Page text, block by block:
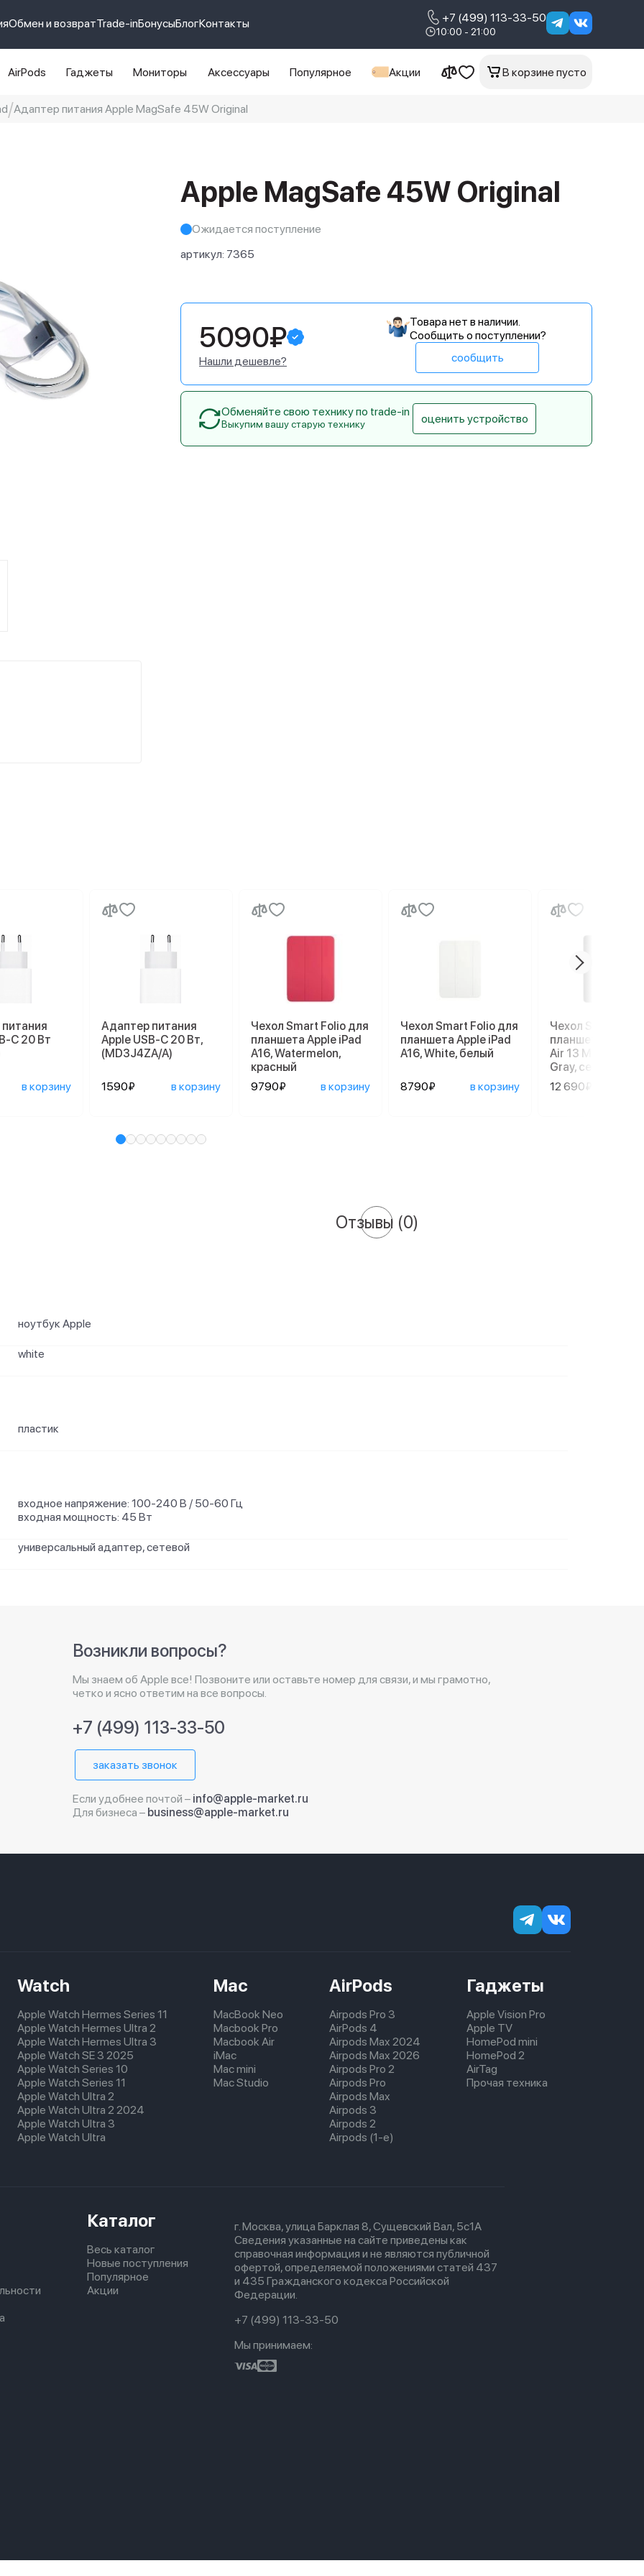
Обмен и возвратTrade-inБонусыБлогКонтакты +7 (499) 113-33-50
10:00 - 21:00
AirPods Гаджеты Мониторы Аксессуары Популярное Акции В корзине пусто
Адаптер питания Apple MagSafe 45W Original
Apple MagSafe 45W Original
Ожидается поступление
артикул: 7365
5090₽
Нашли дешевле?
Товара нет в наличии.
Сообщить о поступлении?
сообщить
Обменяйте свою технику по trade-in
Выкупим вашу старую технику оценить устройство
C 20 Вт
в корзину
Адаптер питания
Apple USB-C 20 Вт,
(MD3J4ZA/A)
1590₽ в корзину
Чехол Smart Folio для
планшета Apple iPad
A16, Watermelon,
красный
9790₽
в корзину
Чехол Smart Folio для
планшета Apple iPad
A16, White, белый
8790₽ в корзину
Чехол Smart
планшета Apple
Air 13 M2,
Gray, серый
12 690₽
Отзывы (0)
ноутбук Apple
white
пластик
входное напряжение: 100-240 В / 50-60 Гц
входная мощность: 45 Вт
универсальный адаптер, сетевой
Возникли вопросы?
Мы знаем об Apple все! Позвоните или оставьте номер для связи, и мы грамотно,
четко и ясно ответим на все вопросы.
+7 (499) 113-33-50
заказать звонок
Если удобнее почтой – info@apple-market.ru
Для бизнеса – business@apple-market.ru
Watch
Apple Watch Hermes Series 11
Apple Watch Hermes Ultra 2
Apple Watch Hermes Ultra 3
Apple Watch SE 3 2025
Apple Watch Series 10
Apple Watch Series 11
Apple Watch Ultra 2
Apple Watch Ultra 2 2024
Apple Watch Ultra 3
Apple Watch Ultra
Mac
MacBook Neo
Macbook Pro
Macbook Air
iMac
Mac mini
Mac Studio
AirPods
Airpods Pro 3
AirPods 4
Airpods Max 2024
Airpods Max 2026
Airpods Pro 2
Airpods Pro
Airpods Max
Airpods 3
Airpods 2
Airpods (1-е)
Гаджеты
Apple Vision Pro
Apple TV
HomePod mini
HomePod 2
AirTag
Прочая техника
Каталог
Весь каталог
Новые поступления
Популярное
Акции
г. Москва, улица Барклая 8, Сущевский Вал, 5с1А
Сведения указанные на сайте приведены как
справочная информация и не являются публичной
офертой, определяемой положениями статей 437
и 435 Гражданского кодекса Российской
Федерации.
+7 (499) 113-33-50
Мы принимаем: